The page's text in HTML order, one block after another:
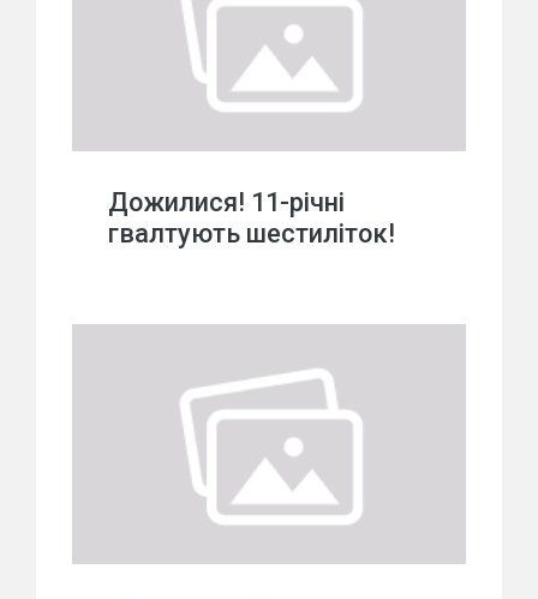
Дожилися! 11-річні
гвалтують шестиліток!